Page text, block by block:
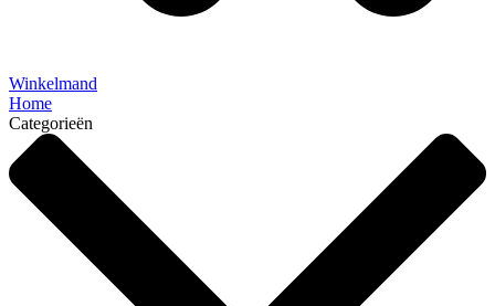
Winkelmand
Home
Categorieën